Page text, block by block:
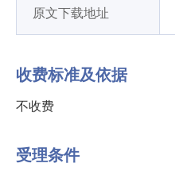
原文下载地址
收费标准及依据
不收费
受理条件